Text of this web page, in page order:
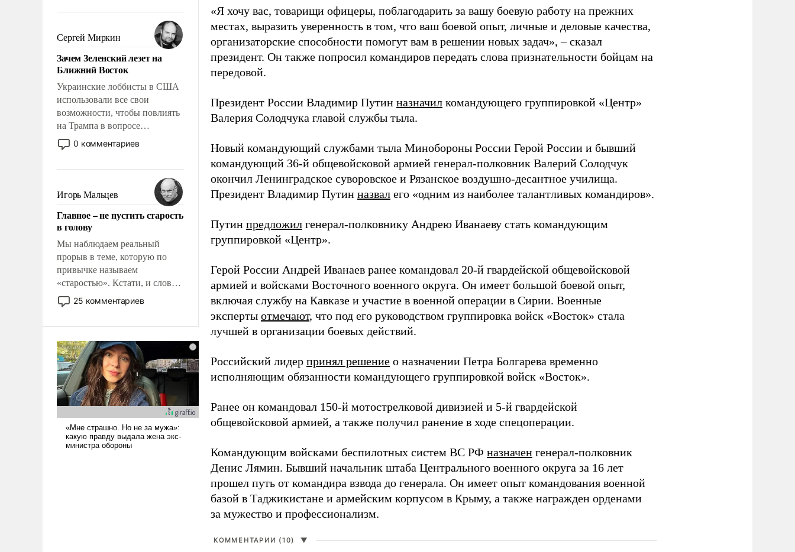
псевдонаучной фантастики,
стало всерьез обсуждаемой
идеей.
Сергей Миркин
Зачем Зеленский лезет на
Ближний Восток
Украинские лоббисты в США
использовали все свои
возможности, чтобы повлиять
на Трампа в вопросе
предоставления вооружений
своим нанимателям. Вероятно,
консультирует Киев, пришла в
голову мысль: хорошо бы
продемонстрировать, что
Украина вступила в
вооруженное противостояние
с Ираном.
0 комментариев
Игорь Мальцев
Главное – не пустить старость
в голову
Мы наблюдаем реальный
прорыв в теме, которую по
привычке называем
«старостью». Кстати, и слово-
то это уже стараются не
использовать – так же, как
что оно уже несет негативные
коннотации.
25 комментариев
«Я хочу вас, товарищи офицеры, поблагодарить за вашу боевую работу на прежних
местах, выразить уверенность в том, что ваш боевой опыт, личные и деловые качества,
организаторские способности помогут вам в решении новых задач», – сказал
президент. Он также попросил командиров передать слова признательности бойцам на
передовой.
Президент России Владимир Путин назначил командующего группировкой «Центр»
Валерия Солодчука главой службы тыла.
Новый командующий службами тыла Минобороны России Герой России и бывший
командующий 36-й общевойсковой армией генерал-полковник Валерий Солодчук
окончил Ленинградское суворовское и Рязанское воздушно-десантное училища.
Президент Владимир Путин назвал его «одним из наиболее талантливых командиров».
Путин предложил генерал-полковнику Андрею Иванаеву стать командующим
группировкой «Центр».
Герой России Андрей Иванаев ранее командовал 20-й гвардейской общевойсковой
армией и войсками Восточного военного округа. Он имеет большой боевой опыт,
включая службу на Кавказе и участие в военной операции в Сирии. Военные
эксперты отмечают, что под его руководством группировка войск «Восток» стала
лучшей в организации боевых действий.
Российский лидер принял решение о назначении Петра Болгарева временно
исполняющим обязанности командующего группировкой войск «Восток».
Ранее он командовал 150-й мотострелковой дивизией и 5-й гвардейской
общевойсковой армией, а также получил ранение в ходе спецоперации.
Командующим войсками беспилотных систем ВС РФ назначен генерал-полковник
Денис Лямин. Бывший начальник штаба Центрального военного округа за 16 лет
прошел путь от командира взвода до генерала. Он имеет опыт командования военной
базой в Таджикистане и армейским корпусом в Крыму, а также награжден орденами
за мужество и профессионализм.
КОММЕНТАРИИ (10) ▼